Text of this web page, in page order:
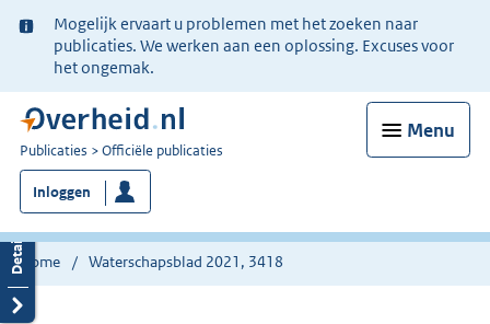
Ter
informatie:
Mogelijk ervaart u problemen met het zoeken naar
publicaties. We werken aan een oplossing. Excuses voor
het ongemak.
Menu
U
bent
nu
hier:
Publicaties Officiële publicaties
Inloggen
Home Waterschapsblad 2021, 3418